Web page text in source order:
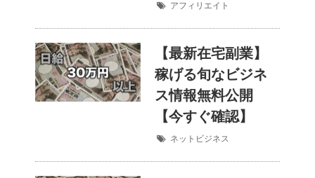
アフィリエイト
【最新在宅副業】
稼げる旬なビジネ
ス情報無料公開
【今すぐ確認】
ネットビジネス